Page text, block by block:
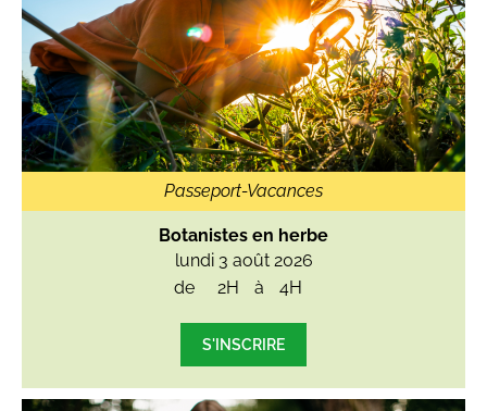
Passeport-Vacances
Botanistes en herbe
lundi 3 août 2026
de
2H à 4H
S'INSCRIRE